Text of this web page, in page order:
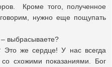
Кроме того, полученное
нужно еще пощупать
выбрасываете?
Это же сердце! У нас всегда
со схожими показаниями. Бог